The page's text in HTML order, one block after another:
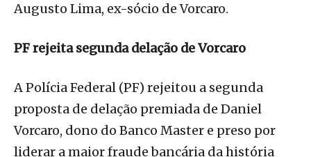
Augusto Lima, ex-sócio de Vorcaro.
PF rejeita segunda delação de Vorcaro
A Polícia Federal (PF) rejeitou a segunda
proposta de delação premiada de Daniel
Vorcaro, dono do Banco Master e preso por
liderar a maior fraude bancária da história